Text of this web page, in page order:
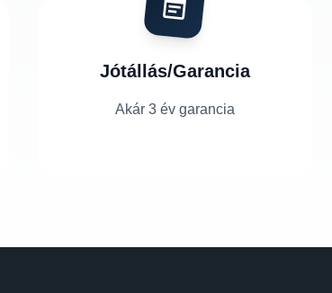
Jótállás/Garancia
Akár 3 év garancia